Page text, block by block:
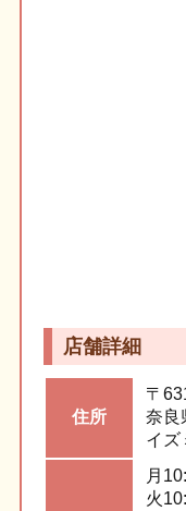
店舗詳細
住所
〒
奈良
イズ
月
火